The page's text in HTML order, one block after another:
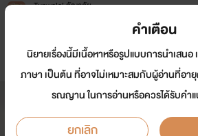
Tunwalai ธัญวลัย
หน้าแรก นิยาย อีบุ๊ก การ์ตูน
จรกาคนงาม
คำเตือน
นิยายเรื่องนี้มีเนื้อหาหรือรูปแบบการนำเสน
ภาษา เป็นต้น ที่อาจไม่เหมาะสมกับผู้อ่านที่อา
รณญาน ในการอ่านหรือควรได้รับคำ
ยกเลิก